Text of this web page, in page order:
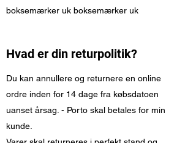
boksemærker uk boksemærker uk
Hvad er din returpolitik?
Du kan annullere og returnere en online
ordre inden for 14 dage fra købsdatoen
uanset årsag. - Porto skal betales for min
kunde.